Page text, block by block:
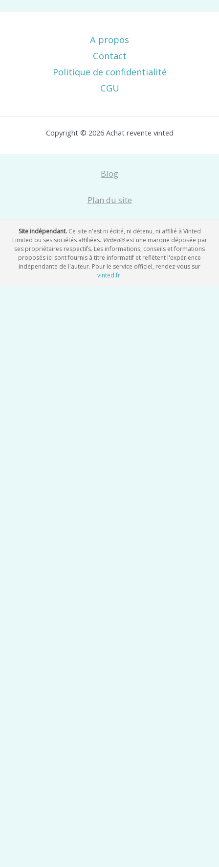
A propos
Contact
Politique de confidentialité
CGU
Copyright © 2026 Achat revente vinted
Blog
Plan du site
Site indépendant.Ce site n'est ni édité, ni détenu, ni affilié à Vinted
Limited ou ses sociétés affiliées. Vinted®est une marque déposée par
ses propriétaires respectifs. Les informations, conseils et formations
proposés ici sont fournis à titre informatif et reflètent l'expérience
indépendante de l'auteur. Pour le service officiel, rendez-vous sur
vinted.fr.